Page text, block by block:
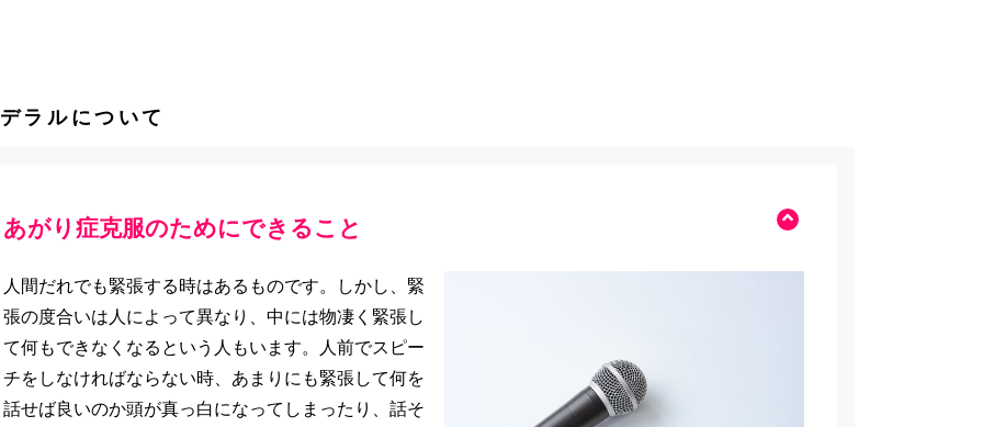
ラルについて
あがり症克服のためにできること
人間だれでも緊張する時はあるものです。しかし、緊
張の度合いは人によって異なり、中には物凄く緊張し
て何もできなくなるという人もいます。人前でスピー
チをしなければならない時、あまりにも緊張して何を
話せば良いのか頭が真っ白になってしまったり、話そ